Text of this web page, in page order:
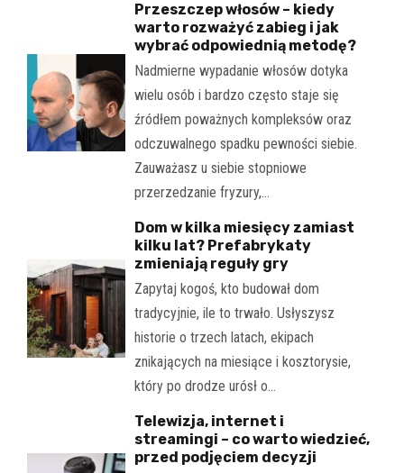
Przeszczep włosów – kiedy
warto rozważyć zabieg i jak
wybrać odpowiednią metodę?
Nadmierne wypadanie włosów dotyka
wielu osób i bardzo często staje się
źródłem poważnych kompleksów oraz
odczuwalnego spadku pewności siebie.
Zauważasz u siebie stopniowe
przerzedzanie fryzury,…
Dom w kilka miesięcy zamiast
kilku lat? Prefabrykaty
zmieniają reguły gry
Zapytaj kogoś, kto budował dom
tradycyjnie, ile to trwało. Usłyszysz
historie o trzech latach, ekipach
znikających na miesiące i kosztorysie,
który po drodze urósł o…
Telewizja, internet i
streamingi – co warto wiedzieć,
przed podjęciem decyzji